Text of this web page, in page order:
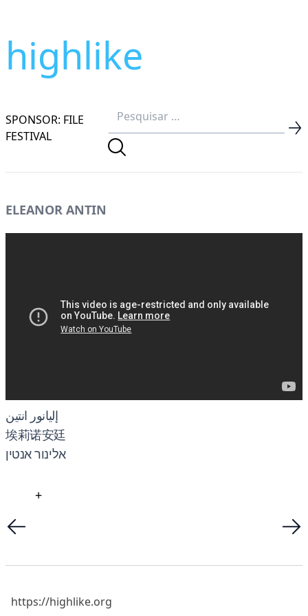
highlike
SPONSOR: FILE
FESTIVAL
ELEANOR ANTIN
إليانور انتين
埃莉诺安廷
אלינור אנטין
+
https://highlike.org